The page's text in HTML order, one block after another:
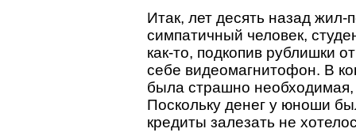
Итак, лет десять назад
симпатичный человек,
как-то, подкопив рублишки
себе видеомагнитофон. В
была страшно
Поскольку денег у юноши
кредиты залезать не